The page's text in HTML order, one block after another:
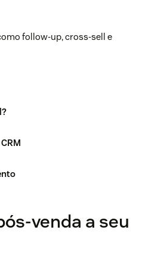
follow-up, cross-sell e
venda a seu